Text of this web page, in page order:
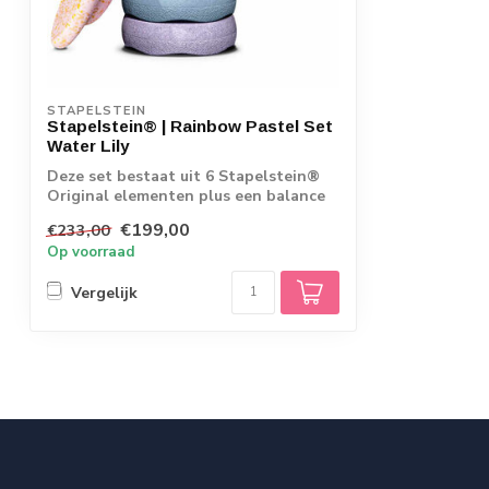
STAPELSTEIN
Stapelstein® | Rainbow Pastel Set
Water Lily
Deze set bestaat uit 6 Stapelstein®
Original elementen plus een balance
€233,00 €199,00
Op voorraad
Vergelijk